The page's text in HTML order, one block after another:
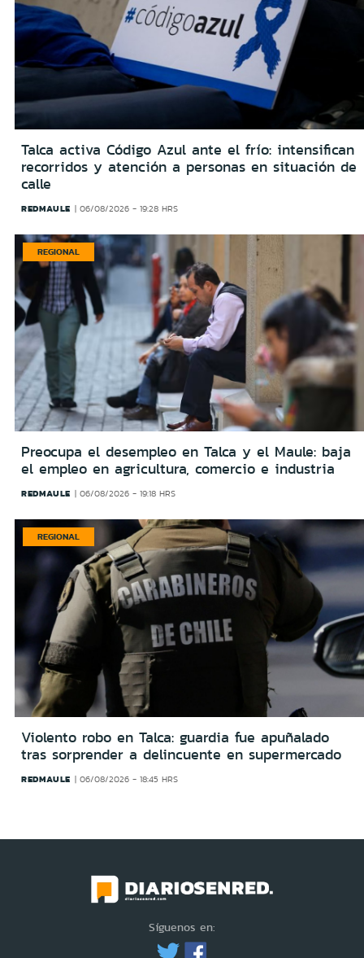
Talca activa Código Azul ante el frío: intensifican
recorridos y atención a personas en situación de
calle
REDMAULE 06/08/2026 - 19:28 HRS
REGIONAL
Preocupa el desempleo en Talca y el Maule: baja
el empleo en agricultura, comercio e industria
REDMAULE 06/08/2026 - 19:18 HRS
REGIONAL
Violento robo en Talca: guardia fue apuñalado
tras sorprender a delincuente en supermercado
REDMAULE 06/08/2026 - 18:45 HRS
Síguenos en: